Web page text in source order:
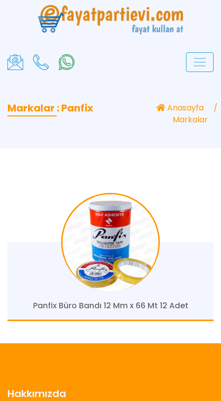
Markalar : Panfix
Anasayfa
Markalar
Panfix Büro Bandı 12 Mm x 66 Mt 12 Adet
Hakkımızda